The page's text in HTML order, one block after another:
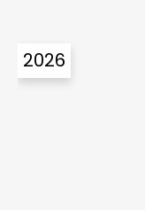
2026